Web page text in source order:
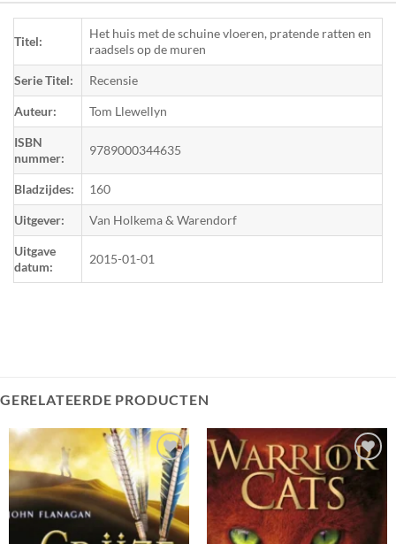
Titel:
Het huis met de schuine vloeren, pratende ratten en
raadsels op de muren
Serie Titel: Recensie
Auteur: Tom Llewellyn
ISBN
nummer:
9789000344635
Bladzijdes: 160
Uitgever: Van Holkema & Warendorf
Uitgave
datum:
2015-01-01
GERELATEERDE PRODUCTEN